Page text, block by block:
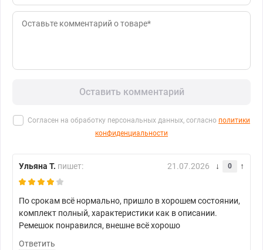
Оставить комментарий
Согласен на обработку персональных данных, согласно политики
конфиденциальности
Ульяна Т. пишет: 21.07.2026 0
По срокам всё нормально, пришло в хорошем состоянии,
комплект полный, характеристики как в описании.
Ремешок понравился, внешне всё хорошо
Ответить